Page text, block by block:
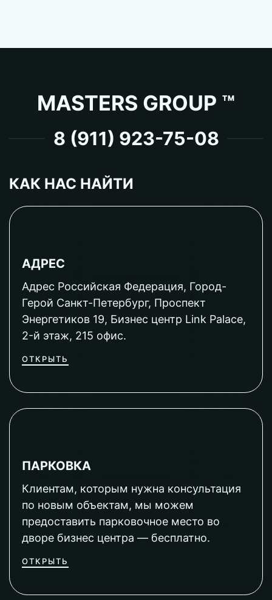
MASTERS GROUP ™
8 (911) 923-75-08
КАК НАС НАЙТИ
АДРЕС
Адрес Российская Федерация, Город-
Герой Санкт-Петербург, Проспект
Энергетиков 19, Бизнес центр Link Palace,
2-й этаж, 215 офис.
ОТКРЫТЬ
ПАРКОВКА
Клиентам, которым нужна консультация
по новым объектам, мы можем
предоставить парковочное место во
дворе бизнес центра — бесплатно.
ОТКРЫТЬ